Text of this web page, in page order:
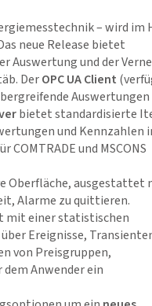
– wird im
neue Release bietet
Auswertung und der
DerOPC UA Client
Auswertungen
bietet standardisierte
und Kennzahlen
und MSCONS
Oberfläche, ausgestattet
Alarme zu quittieren.
mit einer statistischen
Ereignisse,
von Preisgruppen,
dem Anwender ein